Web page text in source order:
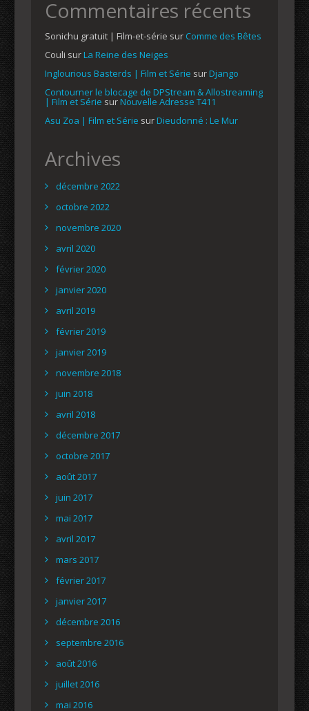
Commentaires récents
Sonichu gratuit | Film-et-série sur Comme des Bêtes
Couli surLa Reine des Neiges
Inglourious Basterds | Film et Série surDjango
Contourner le blocage de DPStream & Allostreaming
| Film et Série surNouvelle Adresse T411
Asu Zoa | Film et Série surDieudonné : Le Mur
Archives
décembre 2022
octobre 2022
novembre 2020
avril 2020
février 2020
janvier 2020
avril 2019
février 2019
janvier 2019
novembre 2018
juin 2018
avril 2018
décembre 2017
octobre 2017
août 2017
juin 2017
mai 2017
avril 2017
mars 2017
février 2017
janvier 2017
décembre 2016
septembre 2016
août 2016
juillet 2016
mai 2016